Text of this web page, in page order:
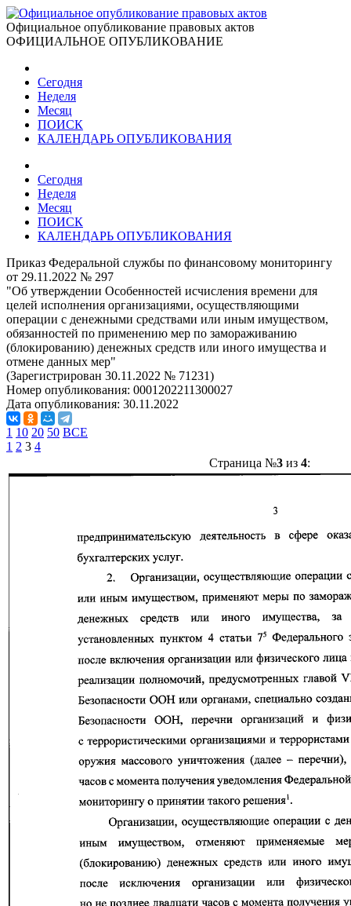
Официальное опубликование правовых актов
ОФИЦИАЛЬНОЕ ОПУБЛИКОВАНИЕ
Сегодня
Неделя
Месяц
ПОИСК
КАЛЕНДАРЬ ОПУБЛИКОВАНИЯ
Сегодня
Неделя
Месяц
ПОИСК
КАЛЕНДАРЬ ОПУБЛИКОВАНИЯ
Приказ Федеральной службы по финансовому мониторингу
от 29.11.2022 № 297
"Об утверждении Особенностей исчисления времени для
целей исполнения организациями, осуществляющими
операции с денежными средствами или иным имуществом,
обязанностей по применению мер по замораживанию
(блокированию) денежных средств или иного имущества и
отмене данных мер"
(Зарегистрирован 30.11.2022 № 71231)
Номер опубликования: 0001202211300027
Дата опубликования: 30.11.2022
1 10 20 50 ВСЕ
1 2 3 4
Страница №3из 4: